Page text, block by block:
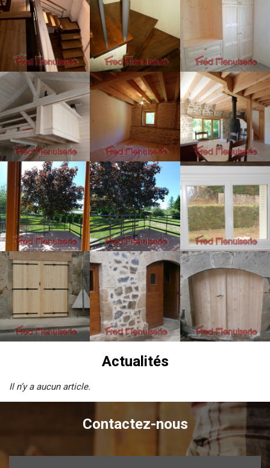
Actualités
Il n’y a aucun article.
Contactez-nous